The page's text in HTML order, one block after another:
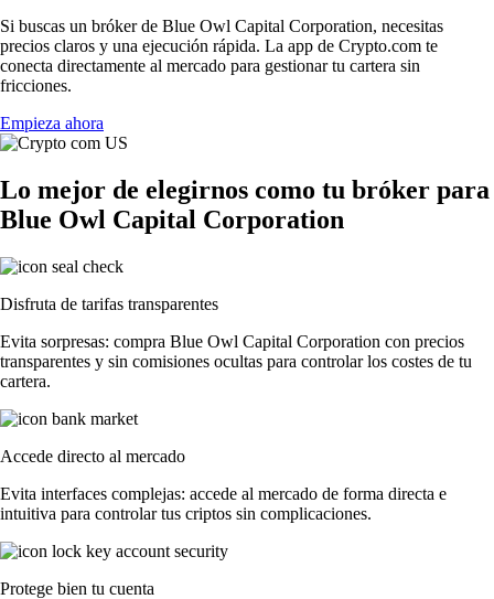
Si buscas un bróker de Blue Owl Capital Corporation, necesitas
precios claros y una ejecución rápida. La app de Crypto.com te
conecta directamente al mercado para gestionar tu cartera sin
fricciones.
Empieza ahora
Lo mejor de elegirnos como tu bróker para
Blue Owl Capital Corporation
Disfruta de tarifas transparentes
Evita sorpresas: compra Blue Owl Capital Corporation con precios
transparentes y sin comisiones ocultas para controlar los costes de tu
cartera.
Accede directo al mercado
Evita interfaces complejas: accede al mercado de forma directa e
intuitiva para controlar tus criptos sin complicaciones.
Protege bien tu cuenta